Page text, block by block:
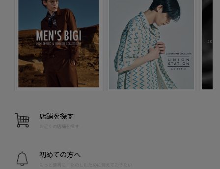
店舗を探す
お近くの店舗を探す
初めての方へ
もっと便利に！たのしむために覚えておきたい